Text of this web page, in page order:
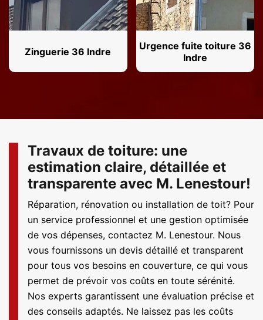
Zinguerie 36 Indre
Urgence fuite toiture 36
Indre
Travaux de toiture: une
estimation claire, détaillée et
transparente avec M. Lenestour!
Réparation, rénovation ou installation de toit? Pour
un service professionnel et une gestion optimisée
de vos dépenses, contactez M. Lenestour. Nous
vous fournissons un devis détaillé et transparent
pour tous vos besoins en couverture, ce qui vous
permet de prévoir vos coûts en toute sérénité.
Nos experts garantissent une évaluation précise et
des conseils adaptés. Ne laissez pas les coûts